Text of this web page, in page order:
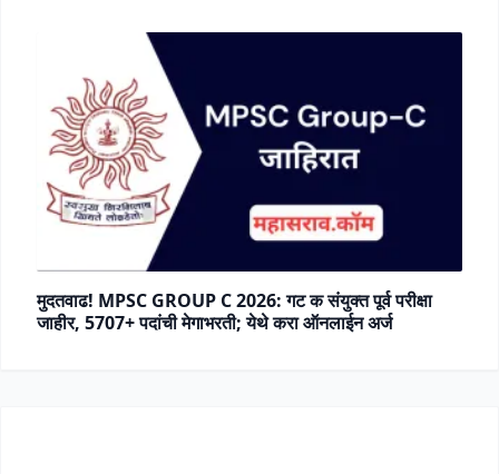
मुदतवाढ! MPSC GROUP C 2026: गट क संयुक्त पूर्व परीक्षा
जाहीर, 5707+ पदांची मेगाभरती; येथे करा ऑनलाईन अर्ज